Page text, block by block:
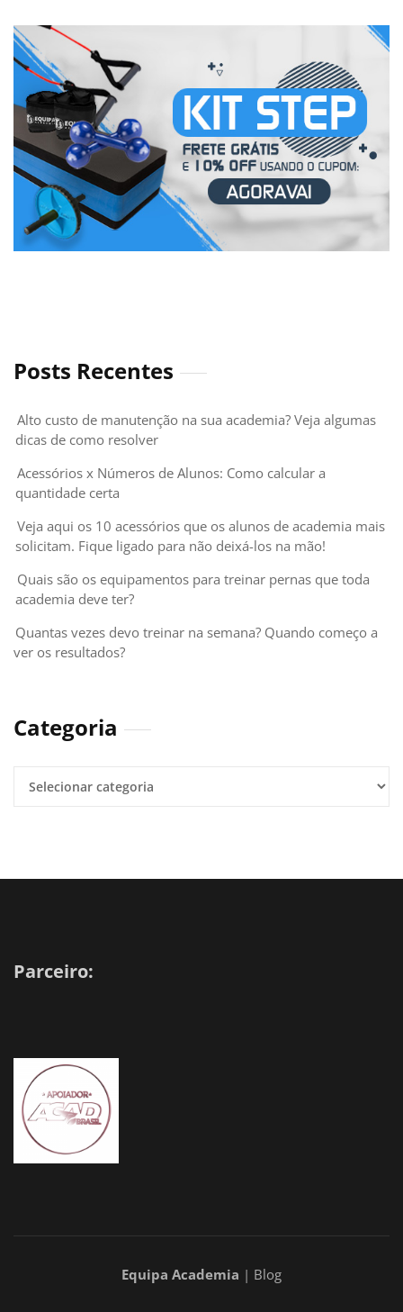
Posts Recentes
Alto custo de manutenção na sua academia? Veja algumas
dicas de como resolver
Acessórios x Números de Alunos: Como calcular a
quantidade certa
Veja aqui os 10 acessórios que os alunos de academia mais
solicitam. Fique ligado para não deixá-los na mão!
Quais são os equipamentos para treinar pernas que toda
academia deve ter?
Quantas vezes devo treinar na semana? Quando começo a
ver os resultados?
Categoria
Parceiro:
Equipa Academia | Blog